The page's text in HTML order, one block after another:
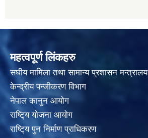
महत्वपूर्ण लिंकहरु
स‌घीय मामिला तथा सामान्य प्रशासन मन्त्रालय
केन्द्रीय पन्जीकरण विभाग
नेपाल कानुन आयाेग
राष्टि्य याेजना आयाेग
राष्टि्य पुन निर्माण प्राधिकरण